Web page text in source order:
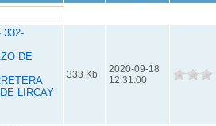
332-
DE
LIRCAY
333 Kb
2020-09-18
12:31:00